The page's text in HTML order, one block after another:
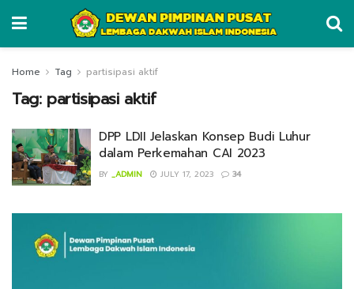
Home Tag partisipasi aktif
Tag: partisipasi aktif
DPP LDII Jelaskan Konsep Budi Luhur
dalam Perkemahan CAI 2023
BY _ADMIN JULY 17, 2023 34